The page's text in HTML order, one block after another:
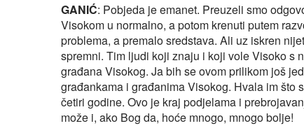
GANIĆ: Pobjeda je emanet. Preuzeli smo
Visokom u normalno, a potom krenuti putem
problema, a premalo sredstava. Ali uz iskren
spremni. Tim ljudi koji znaju i koji vole Visoko s
građana Visokog. Ja bih se ovom prilikom još
građankama i građanima Visokog. Hvala im
četiri godine. Ovo je kraj podjelama i
može i, ako Bog da, hoće mnogo, mnogo bolje!